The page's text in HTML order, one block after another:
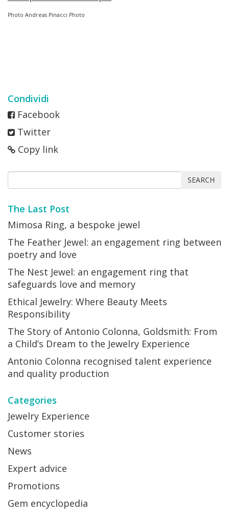
Photo Andreas Pinacci Photo
Condividi
Facebook
Twitter
Copy link
SEARCH
The Last Post
Mimosa Ring, a bespoke jewel
The Feather Jewel: an engagement ring between
poetry and love
The Nest Jewel: an engagement ring that
safeguards love and memory
Ethical Jewelry: Where Beauty Meets
Responsibility
The Story of Antonio Colonna, Goldsmith: From
a Child’s Dream to the Jewelry Experience
Antonio Colonna recognised talent experience
and quality production
Categories
Jewelry Experience
Customer stories
News
Expert advice
Promotions
Gem encyclopedia